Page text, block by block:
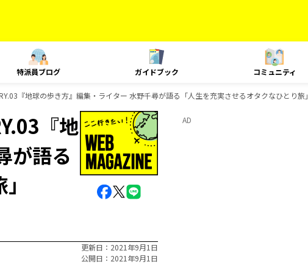
特派員ブログ ガイドブック コミュニティ
『地球の歩き方』編集・ライター 水野千尋が語る「人生を充実させるオタクなひとり旅」
『地
が語る
更新日
2021年9月1日
公開日
2021年9月1日
AD